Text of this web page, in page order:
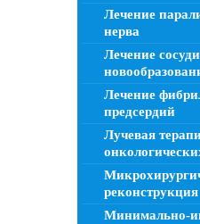
Лечение
нерва
Лечение
Лечение
предсердий
Лучевая
реконструкция
Минимально-